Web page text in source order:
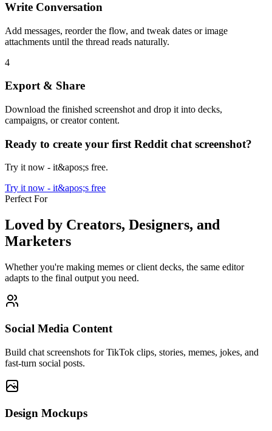
Write Conversation
Add messages, reorder the flow, and tweak dates or image
attachments until the thread reads naturally.
4
Export & Share
Download the finished screenshot and drop it into decks,
campaigns, or creator content.
Ready to create your first Reddit chat screenshot?
Try it now - it&apos;s free.
Try it now - it&apos;s free
Perfect For
Loved by Creators, Designers, and
Marketers
Whether you're making memes or client decks, the same editor
adapts to the final output you need.
Social Media Content
Build chat screenshots for TikTok clips, stories, memes, jokes, and
fast-turn social posts.
Design Mockups